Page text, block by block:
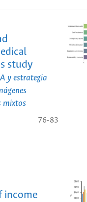
study
y estrategia
mixtos
76-83
income